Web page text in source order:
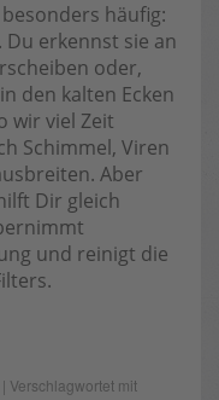
häufig:
erkennst sie an
oder,
den kalten Ecken
wir viel Zeit
Schimmel, Viren
Aber
Dir gleich
und reinigt die
| Verschlagwortet mit